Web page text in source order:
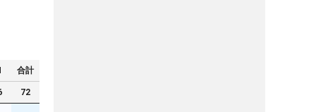
合計
72